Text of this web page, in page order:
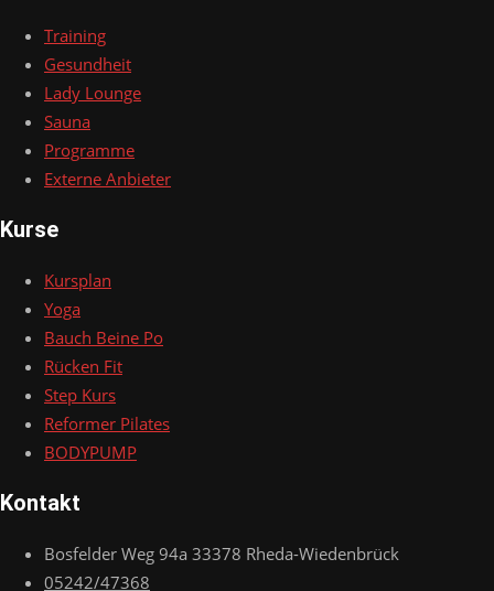
Training
Gesundheit
Lady Lounge
Sauna
Programme
Externe Anbieter
Kurse
Kursplan
Yoga
Bauch Beine Po
Rücken Fit
Step Kurs
Reformer Pilates
BODYPUMP
Kontakt
Bosfelder Weg 94a 33378 Rheda-Wiedenbrück
05242/47368